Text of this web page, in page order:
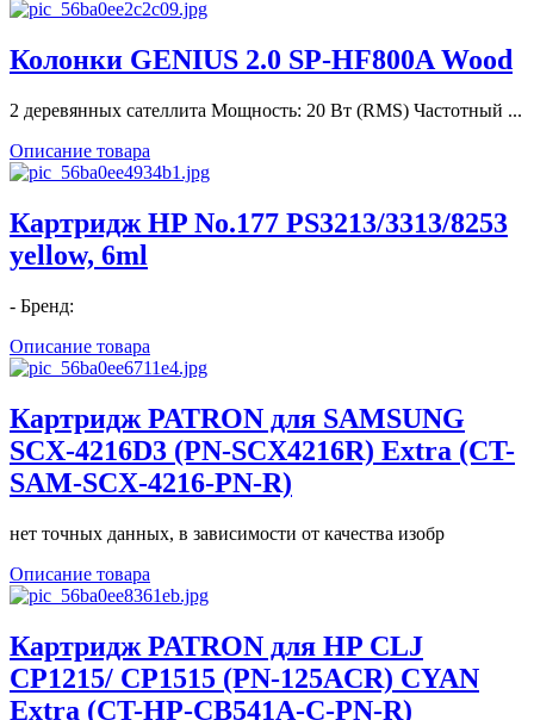
Колонки GENIUS 2.0 SP-HF800A Wood
2 деревянных сателлита Мощность: 20 Вт (RMS) Частотный ...
Описание товара
Картридж HP No.177 PS3213/3313/8253
yellow, 6ml
- Бренд:
Описание товара
Картридж PATRON для SAMSUNG
SCX-4216D3 (PN-SCX4216R) Extra (CT-
SAM-SCX-4216-PN-R)
нет точных данных, в зависимости от качества изобр
Описание товара
Картридж PATRON для HP CLJ
CP1215/ CP1515 (PN-125ACR) CYAN
Extra (CT-HP-CB541A-C-PN-R)